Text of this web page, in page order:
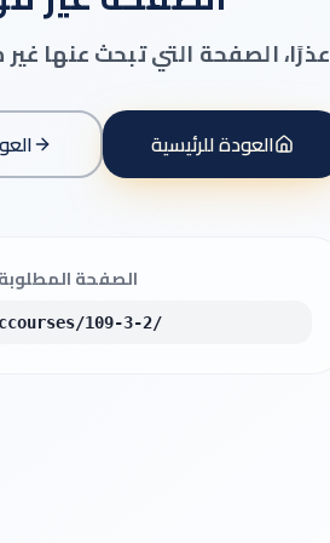
عذرًا، الصفحة التي تبحث عنها
العودة للرئيسية
الصفحة
/atccourses/109-3-2/